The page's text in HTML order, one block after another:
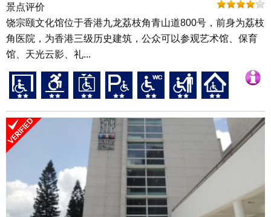
景点评价
饶宗颐文化馆位于香港九龙荔枝角青山道800号，前身为荔枝
角医院，为香港三级历史建筑，公众可以参观艺术馆、保育
馆、天光云影、礼...